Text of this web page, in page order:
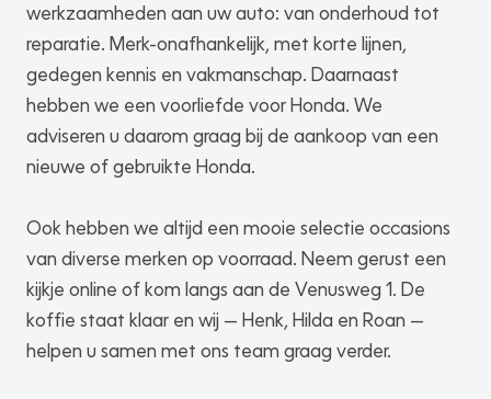
werkzaamheden aan uw auto: van onderhoud tot
reparatie. Merk-onafhankelijk, met korte lijnen,
gedegen kennis en vakmanschap. Daarnaast
hebben we een voorliefde voor Honda. We
adviseren u daarom graag bij de aankoop van een
nieuwe of gebruikte Honda.
Ook hebben we altijd een mooie selectie occasions
van diverse merken op voorraad. Neem gerust een
kijkje online of kom langs aan de Venusweg 1. De
koffie staat klaar en wij — Henk, Hilda en Roan —
helpen u samen met ons team graag verder.